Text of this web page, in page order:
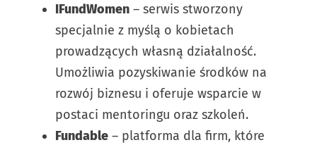
IFundWomen – serwis stworzony
specjalnie z myślą o kobietach
prowadzących własną działalność.
Umożliwia pozyskiwanie środków na
rozwój biznesu i oferuje wsparcie w
postaci mentoringu oraz szkoleń.
Fundable – platforma dla firm, które